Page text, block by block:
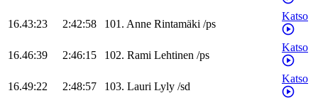
16.43:23 2:42:58 101. Anne Rintamäki /ps
Katso
16.46:39 2:46:15 102. Rami Lehtinen /ps
Katso
16.49:22 2:48:57 103. Lauri Lyly /sd
Katso